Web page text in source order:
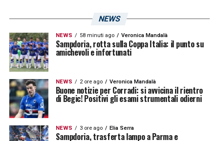
NEWS
NEWS 58 minuti ago Veronica Mandalà
Sampdoria, rotta sulla Coppa Italia: il punto su
amichevoli e infortunati
NEWS 2 ore ago Veronica Mandalà
Buone notizie per Corradi: si avvicina il rientro
di Begic! Positivi gli esami strumentali odierni
NEWS 3 ore ago Elia Serra
Sampdoria, trasferta lampo a Parma e